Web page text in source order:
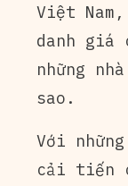
Việt
danh giá
những
sao.
Với
cải tiến